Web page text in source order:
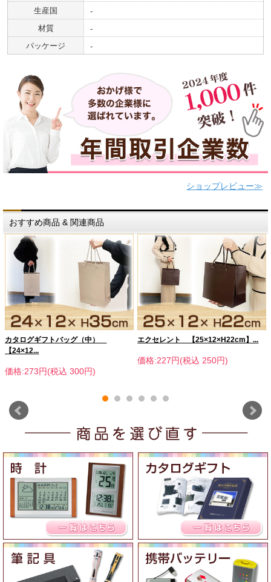
生産国
‐
材質
‐
パッケージ
‐
ショップレビュー≫
おすすめ商品 & 関連商品
カタログギフトバッグ（中）
【24×12...
価格:273円(税込 300円)
エクセレント 【25×12×H22cm】...
価格:227円(税込 250円)